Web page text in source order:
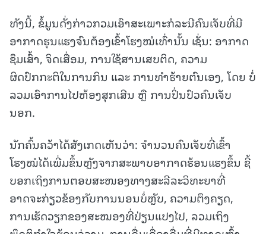
ທັງນີ້, ຂໍ້ມູນດັ່ງກ່າວກວມເອົາສະເພາະກໍລະນີຄົນເຈັບທີ່ມີ
ອາກາດຮຸນແຮງຈົນຕ້ອງເຂົ້າໂຮງໝໍເທົ່ານັ້ນ ເຊັ່ນ: ອາກາດ
ຊຶມເສົ້າ, ຈິດເສື່ອມ, ການໃຊ້ສານເສບຕິດ, ຄວາມ
ຜິດປົກກະຕິໃນການກິນ ແລະ ການທຳຮ້າຍຕົນເອງ, ໂດຍ ບໍ່
ລວມເອົາການໄປຫ້ອງສຸກເສີນ ຫຼື ການປິ່ນປົວຄົນເຈັບ
ນອກ.
ນັກຄົ້ນຄວ້າໄດ້ສັງເກດເຫັນວ່າ: ຈຳນວນຄົນເຈັບທີ່ເຂົ້າ
ໂຮງໝໍໄດ້ເພີ່ມຂຶ້ນຫຼັງຈາກສະພາບອາກາດຮ້ອນແຮງຂຶ້ນ ຊີ້
ບອກເຖິງການຕອບສະໜອງທາງສະລີລະວິທະຍາທີ່
ອາດຈະກ່ຽວຂ້ອງກັບການນອນບໍ່ຫຼັບ, ຄວາມຕຶງຄຽດ,
ການເຮັດວຽກຂອງສະໝອງທີ່ປ່ຽນແປງໄປ, ລວມເຖິງ